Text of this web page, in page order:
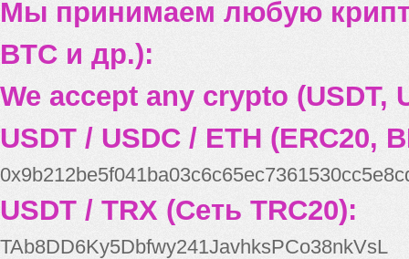
Мы принимаем любую
BTC и др.):
We accept any crypto (USDT,
USDT / USDC / ETH (ERC20,
USDT / TRX (Сеть TRC20):
TAb8DD6Ky5Dbfwy241JavhksPCo38nkVsL